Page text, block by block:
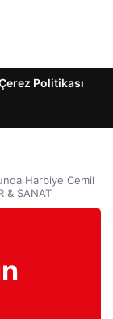
Politikası
Harbiye Cemil
& SANAT